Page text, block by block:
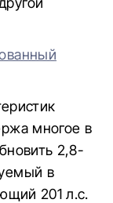
многое в
2,8-
в
201 л.с.